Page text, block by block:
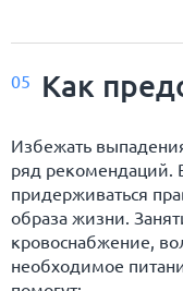
05 Как
Избежать
ряд рекомендаций.
придерживаться
образа жизни.
кровоснабжение,
необходимое